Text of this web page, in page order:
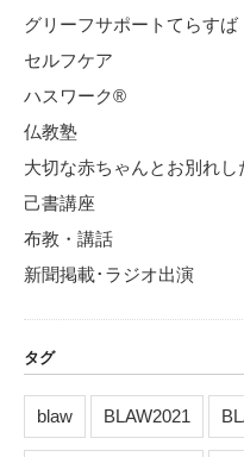
グリーフサポートてらすば
セルフケア
ハスワーク®
仏教塾
大切な赤ちゃんとお別れ
己書講座
布教・講話
新聞掲載･ラジオ出演
タグ
blaw BLAW2021